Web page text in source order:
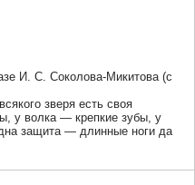
И. С. Соколова-Микитова (с
зверя есть своя
у волка — крепкие зубы, у
защита — длинные ноги да